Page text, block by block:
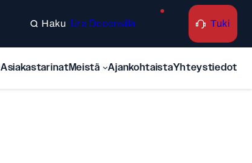
Search Ura Decensillä Tuki
AsiakastarinatMeistä AjankohtaistaYhteystiedot